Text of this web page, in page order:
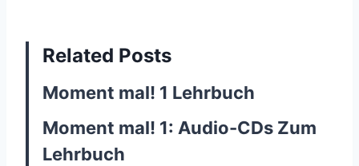
Related Posts
Moment mal! 1 Lehrbuch
Moment mal! 1: Audio-CDs Zum
Lehrbuch